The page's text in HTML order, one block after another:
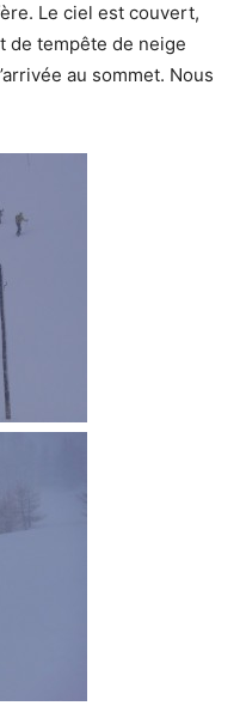
Le ciel est couvert,
de tempête de neige
au sommet. Nous